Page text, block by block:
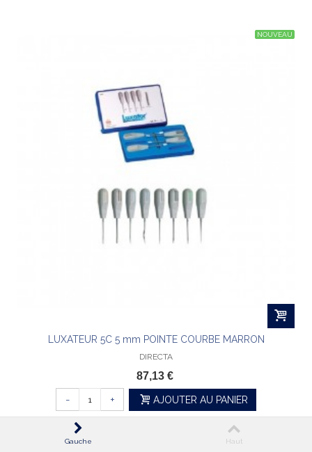
NOUVEAU
LUXATEUR 5C 5 mm POINTE COURBE MARRON
DIRECTA
87,13 €
- + AJOUTER AU PANIER
Gauche Haut